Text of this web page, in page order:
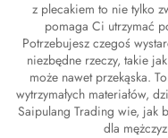
z plecakiem to nie tylko
pomaga Ci utrzymać
Potrzebujesz czegoś
niezbędne rzeczy, takie
może nawet przekąska.
wytrzymałych materiałów,
Saipulang Trading wie, jak
dla